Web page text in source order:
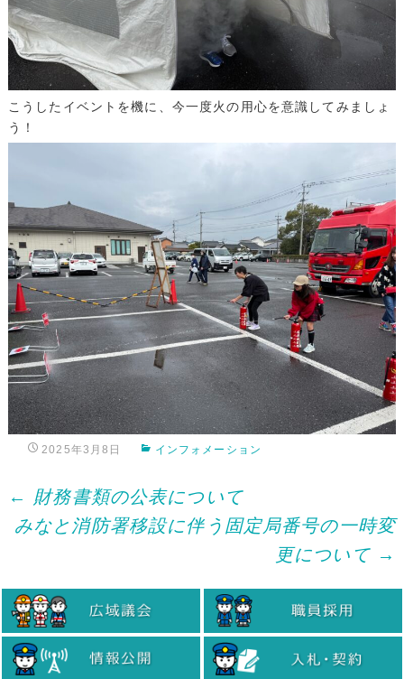
こうしたイベントを機に、今一度火の用心を意識してみましょ
う！
2025年3月8日 インフォメーション
Post
navigation
←
財務書類の公表について
みなと消防署移設に伴う固定局番号の一時変
更について →